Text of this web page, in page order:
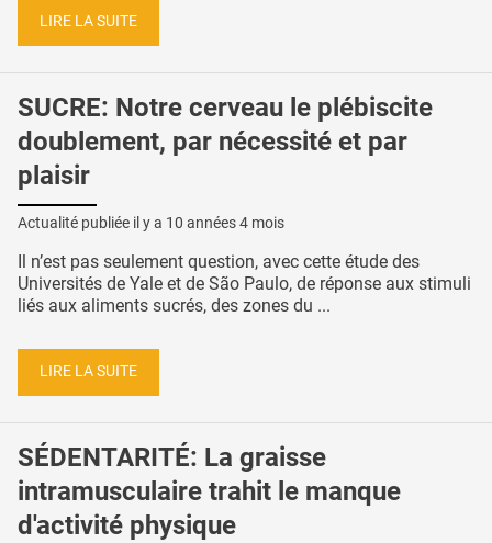
LIRE LA SUITE
SUCRE: Notre cerveau le plébiscite
doublement, par nécessité et par
plaisir
Actualité publiée il y a 10 années 4 mois
Il n’est pas seulement question, avec cette étude des
Universités de Yale et de São Paulo, de réponse aux stimuli
liés aux aliments sucrés, des zones du ...
LIRE LA SUITE
SÉDENTARITÉ: La graisse
intramusculaire trahit le manque
d'activité physique